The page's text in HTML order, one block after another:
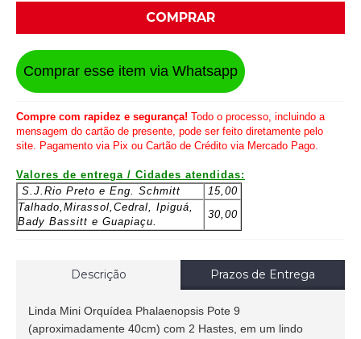
COMPRAR
Comprar esse item via Whatsapp
Compre com rapidez e segurança! Todo o processo, incluindo a
mensagem do cartão de presente, pode ser feito diretamente pelo
site. Pagamento via Pix ou Cartão de Crédito via Mercado Pago.
Valores de entrega / Cidades atendidas:
S.J.Rio Preto e Eng. Schmitt
15,00
Talhado,Mirassol, Cedral, Ipiguá,
Bady Bassitt e Guapiaçu.
30,00
Descrição Prazos de Entrega
Linda Mini Orquídea Phalaenopsis Pote 9
(aproximadamente 40cm) com 2 Hastes, em um lindo